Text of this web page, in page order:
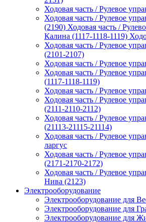
Ходовая часть / Рулевое
Ходовая часть / Рулевое
(2190) Ходовая часть /
Калина (1117-1118-1119)
Ходовая часть / Рулевое
(2101-2107)
Ходовая часть / Рулевое
Ходовая часть / Рулевое
(1117-1118-1119)
Ходовая часть / Рулевое
Ходовая часть / Рулевое
(2111-2110-2112)
Ходовая часть / Рулевое
(21113-21115-21114)
Ходовая часть / Рулевое
ларгус
Ходовая часть / Рулевое
(2171-2170-2172)
Ходовая часть / Рулевое
Нива (2123)
Электрооборудование
Электрооборудование для
Электрооборудование для
Электрооборудование для